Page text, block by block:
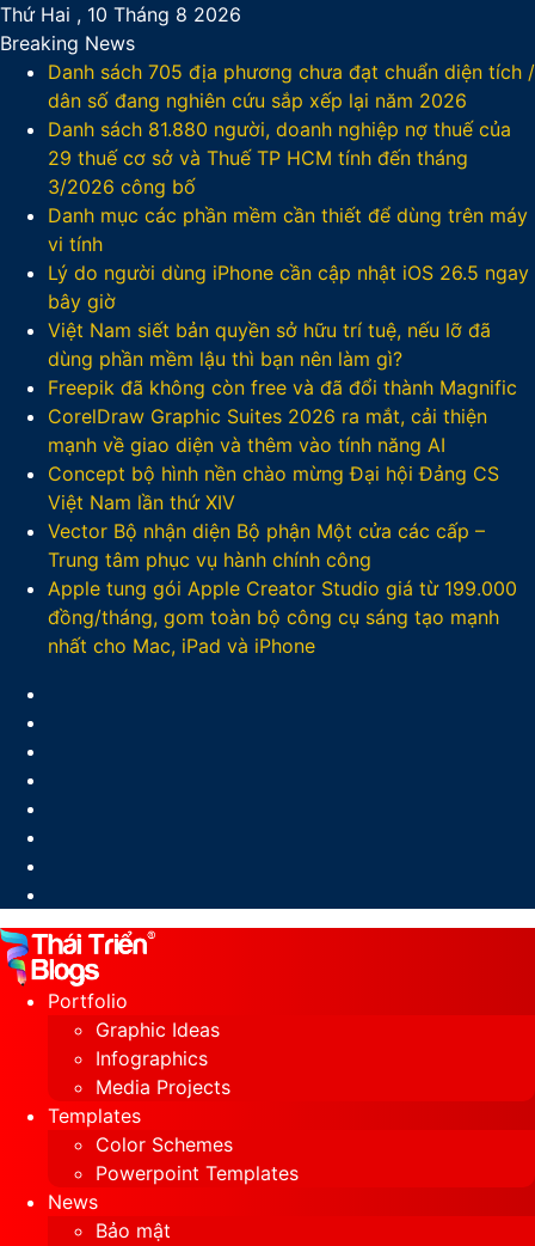
Thứ Hai , 10 Tháng 8 2026
Breaking News
Danh sách 705 địa phương chưa đạt chuẩn diện tích /
dân số đang nghiên cứu sắp xếp lại năm 2026
Danh sách 81.880‬ người, doanh nghiệp nợ thuế của
29 thuế cơ sở và Thuế TP HCM tính đến tháng
3/2026 công bố
Danh mục các phần mềm cần thiết để dùng trên máy
vi tính
Lý do người dùng iPhone cần cập nhật iOS 26.5 ngay
bây giờ
Việt Nam siết bản quyền sở hữu trí tuệ, nếu lỡ đã
dùng phần mềm lậu thì bạn nên làm gì?
Freepik đã không còn free và đã đổi thành Magnific
CorelDraw Graphic Suites 2026 ra mắt, cải thiện
mạnh về giao diện và thêm vào tính năng AI
Concept bộ hình nền chào mừng Đại hội Đảng CS
Việt Nam lần thứ XIV
Vector Bộ nhận diện Bộ phận Một cửa các cấp –
Trung tâm phục vụ hành chính công
Apple tung gói Apple Creator Studio giá từ 199.000
đồng/tháng, gom toàn bộ công cụ sáng tạo mạnh
nhất cho Mac, iPad và iPhone
Portfolio
Graphic Ideas
Infographics
Media Projects
Templates
Color Schemes
Powerpoint Templates
News
Bảo mật